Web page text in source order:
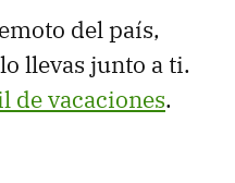
del país,
llevas junto a ti.
de vacaciones.